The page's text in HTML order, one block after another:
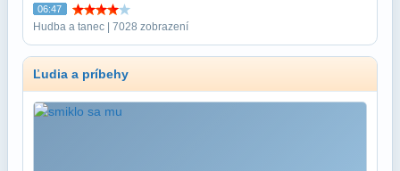
06:47
Hudba a tanec | 7028 zobrazení
Ľudia a príbehy